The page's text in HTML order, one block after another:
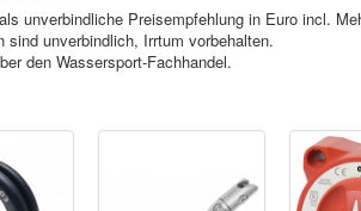
unverbindliche Preisempfehlung in Euro incl.
unverbindlich, Irrtum vorbehalten.
den Wassersport-Fachhandel.